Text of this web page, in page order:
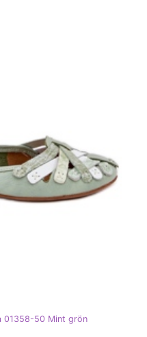
01358-50 Mint grön